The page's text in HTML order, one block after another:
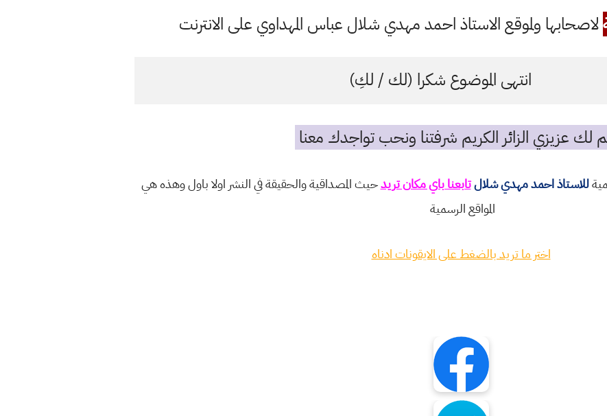
لاصحابها ولموقع الاستاذ احمد مهدي شلال عباس المهداوي على الانترنت
انتهى الموضوع شكرا (لك / لكِ)
لك عزيزي الزائر الكريم شرفتنا ونحب تواجدك معنا
للاستاذ احمد مهدي شلالتابعنا باي مكان تريدحيث المصداقية والحقيقة في النشر اولا باول وهذه هي
المواقع الرسمية
اختر ما تريد بالضغط على الايقونات ادناه